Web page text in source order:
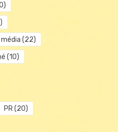
média (22)
(10)
PR(20)